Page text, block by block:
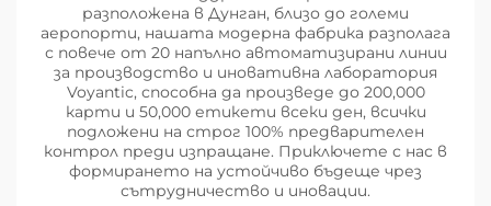
разположена в Дунган, близо до големи
аеропорти, нашата модерна фабрика разполага
с повече от 20 напълно автоматизирани линии
за производство и иновативна лаборатория
Voyantic, способна да произведе до 200,000
карти и 50,000 етикети всеки ден, всички
подложени на строг 100% предварителен
контрол преди изпращане. Приключете с нас в
формирането на устойчиво бъдеще чрез
сътрудничество и иновации.